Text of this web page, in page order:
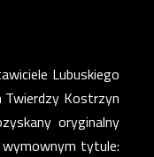
Lubuskiego
Twierdzy Kostrzyn
oryginalny
wymownym tytule: